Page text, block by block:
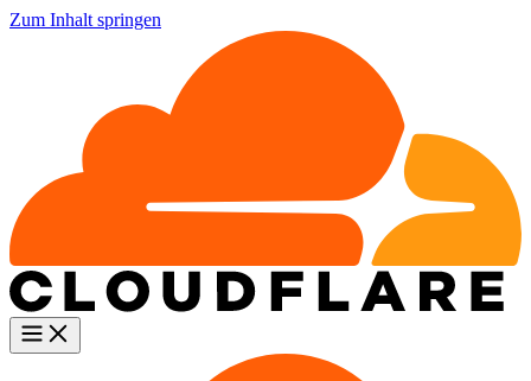
Zum Inhalt springen